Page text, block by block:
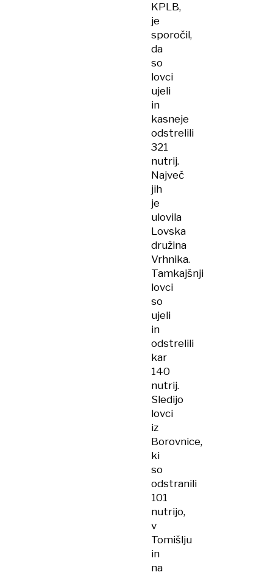
KPLB,
je
sporočil,
da
so
lovci
ujeli
in
kasneje
odstrelili
321
nutrij.
Največ
jih
je
ulovila
Lovska
družina
Vrhnika.
Tamkajšnji
lovci
so
ujeli
in
odstrelili
kar
140
nutrij.
Sledijo
lovci
iz
Borovnice,
ki
so
odstranili
101
nutrijo,
v
Tomišlju
in
na